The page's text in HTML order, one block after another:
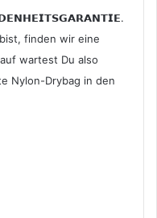
finden wir eine
wartest Du also
Nylon-Drybag in den